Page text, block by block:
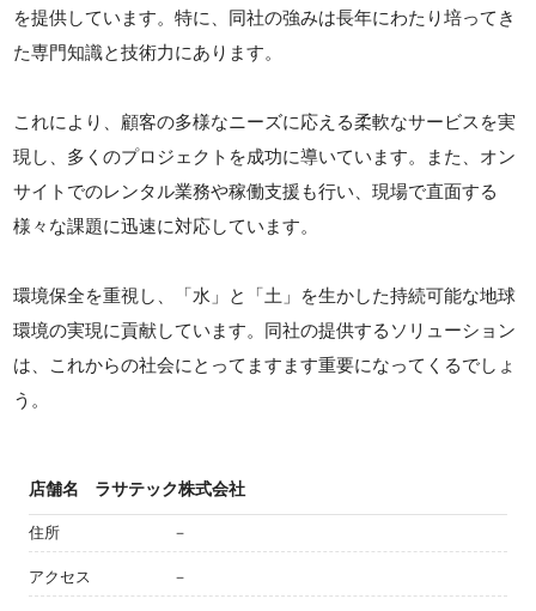
を提供しています。特に、同社の強みは長年にわたり培ってき
た専門知識と技術力にあります。
これにより、顧客の多様なニーズに応える柔軟なサービスを実
現し、多くのプロジェクトを成功に導いています。また、オン
サイトでのレンタル業務や稼働支援も行い、現場で直面する
様々な課題に迅速に対応しています。
環境保全を重視し、「水」と「土」を生かした持続可能な地球
環境の実現に貢献しています。同社の提供するソリューション
は、これからの社会にとってますます重要になってくるでしょ
う。
店舗名 ラサテック株式会社
住所 －
アクセス －